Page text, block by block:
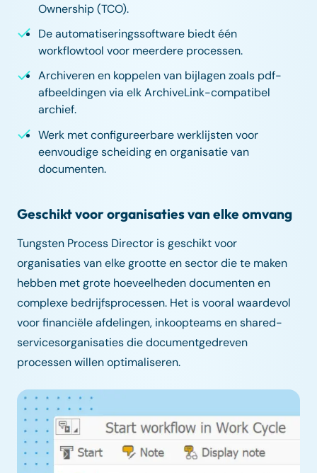
Ownership (TCO).
De automatiseringssoftware biedt één
workflowtool voor meerdere processen.
Archiveren en koppelen van bijlagen zoals pdf-
afbeeldingen via elk ArchiveLink-compatibel
archief.
Werk met configureerbare werklijsten voor
eenvoudige scheiding en organisatie van
documenten.
Geschikt voor organisaties van elke omvang
Tungsten Process Director is geschikt voor
organisaties van elke grootte en sector die te maken
hebben met grote hoeveelheden documenten en
complexe bedrijfsprocessen. Het is vooral waardevol
voor financiële afdelingen, inkoopteams en shared-
servicesorganisaties die documentgedreven
processen willen optimaliseren.